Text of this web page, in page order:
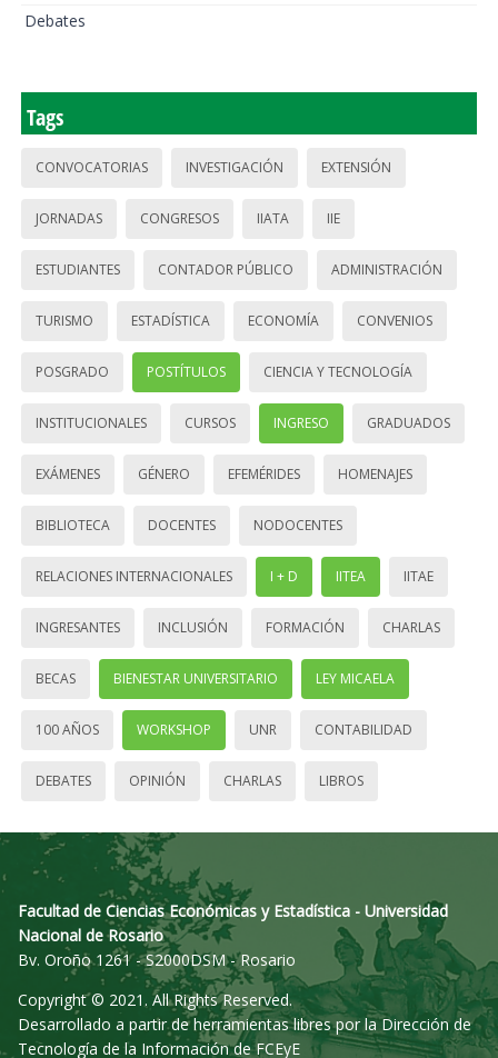
Debates
Tags
CONVOCATORIAS INVESTIGACIÓN EXTENSIÓN
JORNADAS CONGRESOS IIATA IIE
ESTUDIANTES CONTADOR PÚBLICO ADMINISTRACIÓN
TURISMO ESTADÍSTICA ECONOMÍA CONVENIOS
POSGRADO POSTÍTULOS CIENCIA Y TECNOLOGÍA
INSTITUCIONALES CURSOS INGRESO GRADUADOS
EXÁMENES GÉNERO EFEMÉRIDES HOMENAJES
BIBLIOTECA DOCENTES NODOCENTES
RELACIONES INTERNACIONALES I + D IITEA IITAE
INGRESANTES INCLUSIÓN FORMACIÓN CHARLAS
BECAS BIENESTAR UNIVERSITARIO LEY MICAELA
100 AÑOS WORKSHOP UNR CONTABILIDAD
DEBATES OPINIÓN CHARLAS LIBROS
Facultad de Ciencias Económicas y Estadística - Universidad
Nacional de Rosario
Bv. Oroño 1261 - S2000DSM - Rosario
Copyright © 2021. All Rights Reserved.
Desarrollado a partir de herramientas libres por la Dirección de
Tecnología de la Información de FCEyE